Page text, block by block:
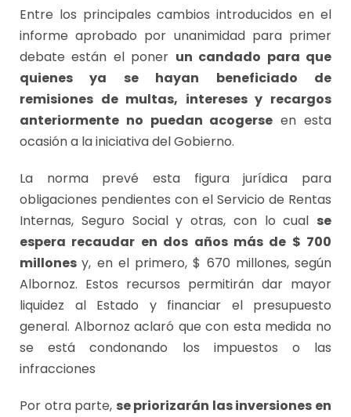
Entre los principales cambios introducidos en el
informe aprobado por unanimidad para primer
debate están el poner un candado para que
quienes ya se hayan beneficiado de
remisiones de multas, intereses y recargos
anteriormente no puedan acogerse en esta
ocasión a la iniciativa del Gobierno.
La norma prevé esta figura jurídica para
obligaciones pendientes con el Servicio de Rentas
Internas, Seguro Social y otras, con lo cual se
espera recaudar en dos años más de $ 700
millonesy, en el primero, $ 670 millones, según
Albornoz. Estos recursos permitirán dar mayor
liquidez al Estado y financiar el presupuesto
general. Albornoz aclaró que con esta medida no
se está condonando los impuestos o las
infracciones
Por otra parte, se priorizarán las inversiones en